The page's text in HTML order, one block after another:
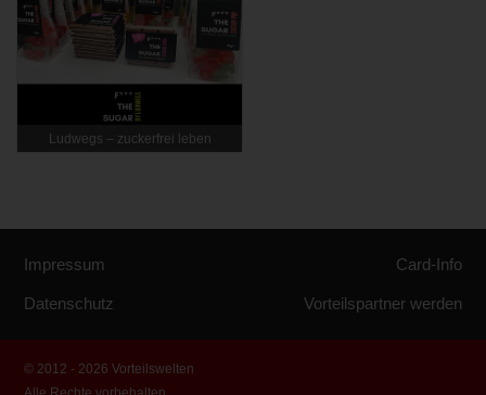
Ludwegs – zuckerfrei leben
Impressum
Datenschutz
Card-Info
Vorteilspartner werden
© 2012 - 2026 Vorteilswelten
Alle Rechte vorbehalten